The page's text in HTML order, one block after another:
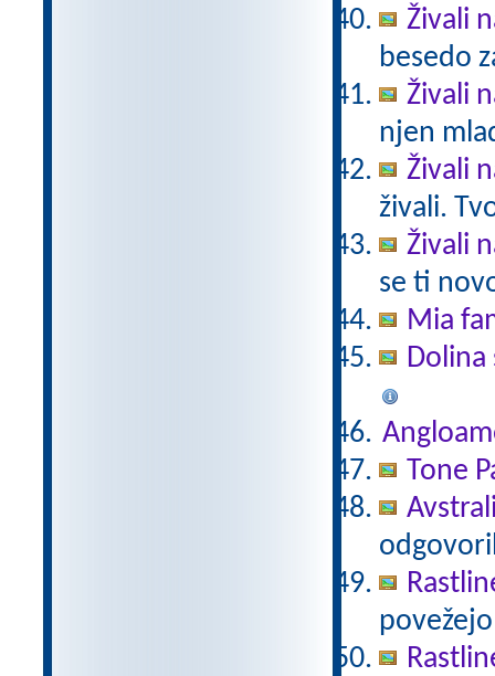
Živali
besedo
Živali
njen
Živali
živali.
Živali
se ti
Mia
Tone